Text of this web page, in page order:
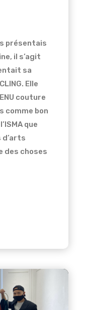
présentais
il s’agit
sa
Elle
couture
comme bon
que
d’arts
des choses